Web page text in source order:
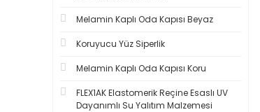
Melamin Kaplı Oda Kapısı Beyaz
Koruyucu Yüz Siperlik
Melamin Kaplı Oda Kapısı Koru
FLEX1AK Elastomerik Reçine Esaslı UV
Dayanımlı Su Yalıtım Malzemesi